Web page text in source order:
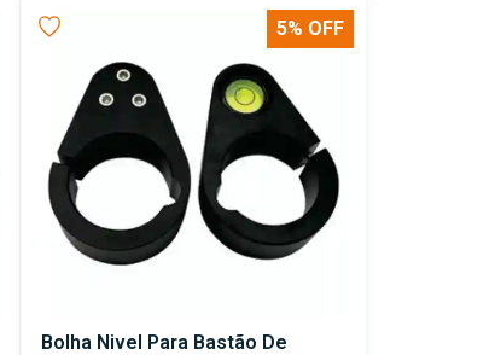
5% OFF
Bolha Nivel Para Bastão De